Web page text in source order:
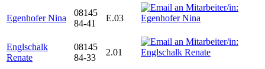
Egenhofer Nina
08145
84-41
E.03
Englschalk
Renate
08145
84-33
2.01